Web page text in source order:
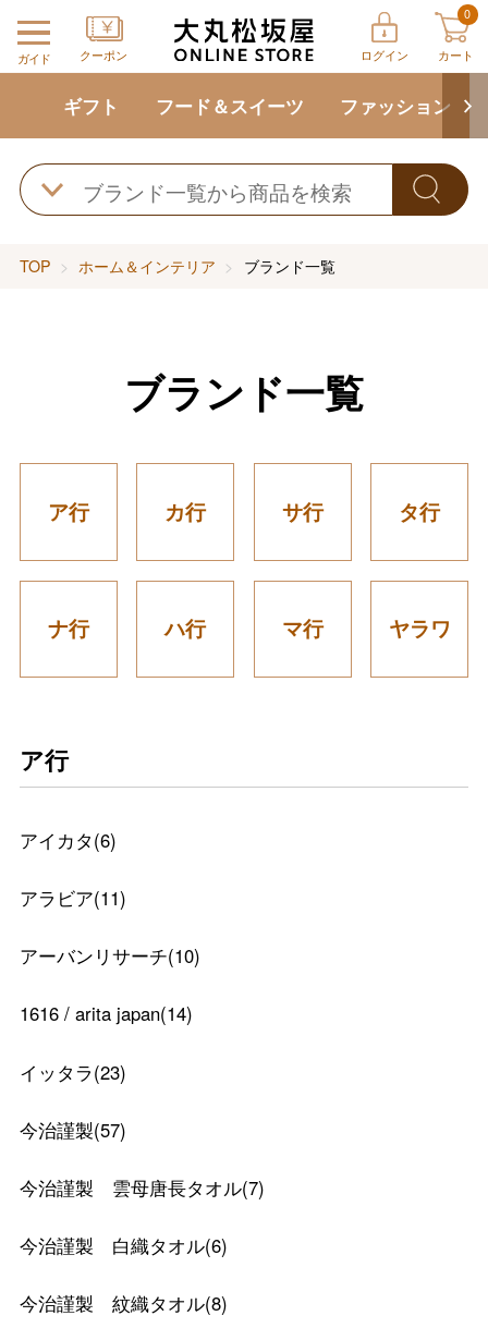
ガイド クーポン ログイン
0
カート
ギフト フード＆スイーツ ファッション
TOP ホーム＆インテリア ブランド一覧
ブランド一覧
ア行 カ行 サ行 タ行
ナ行 ハ行 マ行 ヤラワ
ア行
アイカタ(6)
アラビア(11)
アーバンリサーチ(10)
1616 / arita japan(14)
イッタラ(23)
今治謹製(57)
今治謹製 雲母唐長タオル(7)
今治謹製 白織タオル(6)
今治謹製 紋織タオル(8)